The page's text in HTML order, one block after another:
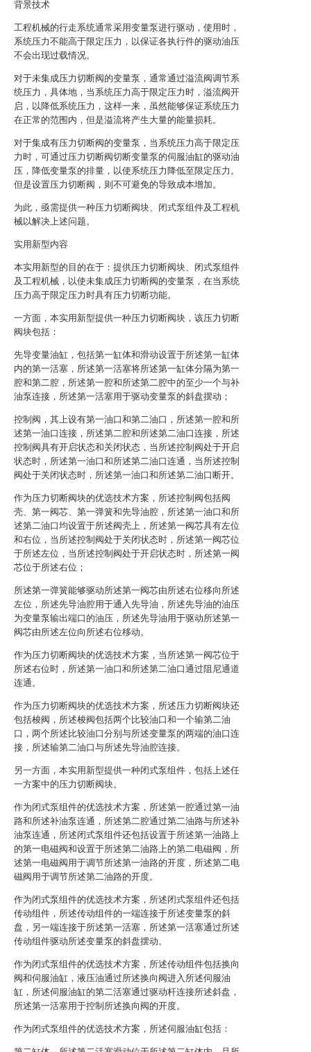
背景技术
工程机械的行走系统通常采用变量泵进行驱动，使用时，
系统压力不能高于限定压力，以保证各执行件的驱动油压
不会出现过载情况。
对于未集成压力切断阀的变量泵，通常通过溢流阀调节系
统压力，具体地，当系统压力高于限定压力时，溢流阀开
启，以降低系统压力，这样一来，虽然能够保证系统压力
在正常的范围内，但是溢流将产生大量的能量损耗。
对于集成有压力切断阀的变量泵，当系统压力高于限定压
力时，可通过压力切断阀切断变量泵的伺服油缸的驱动油
压，降低变量泵的排量，以使系统压力降低至限定压力。
但是设置压力切断阀，则不可避免的导致成本增加。
为此，亟需提供一种压力切断阀块、闭式泵组件及工程机
械以解决上述问题。
实用新型内容
本实用新型的目的在于：提供压力切断阀块、闭式泵组件
及工程机械，以使未集成压力切断阀的变量泵，在当系统
压力高于限定压力时具有压力切断功能。
一方面，本实用新型提供一种压力切断阀块，该压力切断
阀块包括：
先导变量油缸，包括第一缸体和滑动设置于所述第一缸体
内的第一活塞，所述第一活塞将所述第一缸体分隔为第一
腔和第二腔，所述第一腔和所述第二腔中的至少一个与补
油泵连接，所述第一活塞用于驱动变量泵的斜盘摆动；
控制阀，其上设有第一油口和第二油口，所述第一腔和所
述第一油口连接，所述第二腔和所述第二油口连接，所述
控制阀具有开启状态和关闭状态，当所述控制阀处于开启
状态时，所述第一油口和所述第二油口连通，当所述控制
阀处于关闭状态时，所述第一油口和所述第二油口断开。
作为压力切断阀块的优选技术方案，所述控制阀包括阀
壳、第一阀芯、第一弹簧和先导油腔，所述第一油口和所
述第二油口均设置于所述阀壳上，所述第一阀芯具有左位
和右位，当所述控制阀处于关闭状态时，所述第一阀芯位
于所述左位，当所述控制阀处于开启状态时，所述第一阀
芯位于所述右位；
所述第一弹簧能够驱动所述第一阀芯由所述右位移向所述
左位，所述先导油腔用于通入先导油，所述先导油的油压
为变量泵输出端口的油压，所述先导油用于驱动所述第一
阀芯由所述左位向所述右位移动。
作为压力切断阀块的优选技术方案，当所述第一阀芯位于
所述右位时，所述第一油口和所述第二油口通过阻尼通道
连通。
作为压力切断阀块的优选技术方案，所述压力切断阀块还
包括梭阀，所述梭阀包括两个比较油口和一个输第二油
口，两个所述比较油口分别与所述变量泵的两端的油口连
接，所述输第二油口与所述先导油腔连接。
另一方面，本实用新型提供一种闭式泵组件，包括上述任
一方案中的压力切断阀块。
作为闭式泵组件的优选技术方案，所述第一腔通过第一油
路和所述补油泵连通，所述第二腔通过第二油路与所述补
油泵连通，所述闭式泵组件还包括设置于所述第一油路上
的第一电磁阀和设置于所述第二油路上的第二电磁阀，所
述第一电磁阀用于调节所述第一油路的开度，所述第二电
磁阀用于调节所述第二油路的开度。
作为闭式泵组件的优选技术方案，所述闭式泵组件还包括
传动组件，所述传动组件的一端连接于所述变量泵的斜
盘，另一端连接于所述第一活塞，所述第一活塞通过所述
传动组件驱动所述变量泵的斜盘摆动。
作为闭式泵组件的优选技术方案，所述传动组件包括换向
阀和伺服油缸，液压油通过所述换向阀进入所述伺服油
缸，所述伺服油缸的第二活塞通过驱动杆连接所述斜盘，
所述第一活塞用于控制所述换向阀的开度。
作为闭式泵组件的优选技术方案，所述伺服油缸包括：